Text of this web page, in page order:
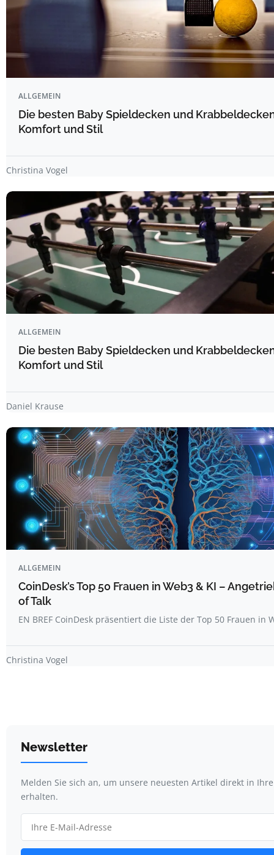
ALLGEMEIN
Die besten Baby Spieldecken und
Komfort und Stil
Christina Vogel
ALLGEMEIN
Die besten Baby Spieldecken und
Komfort und Stil
Daniel Krause
ALLGEMEIN
CoinDesk’s Top 50 Frauen in Web3 & KI –
of Talk
EN BREF CoinDesk präsentiert die Liste der Top 50 Frauen in
Christina Vogel
Newsletter
Melden Sie sich an, um unsere neuesten Artikel direkt in
erhalten.